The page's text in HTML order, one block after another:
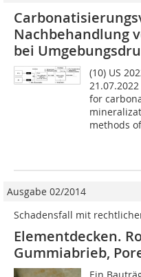
Nachbehandlung
bei
(10) US
for
methods
Ausgabe 02/2014
Schadensfall mit
Elementdecken.
Gummiabrieb,